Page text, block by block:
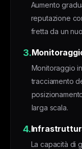
Aumento
reputazione
fretta da un
3.
Monitoraggio
tracciamento
larga scala.
4.
La capacità di